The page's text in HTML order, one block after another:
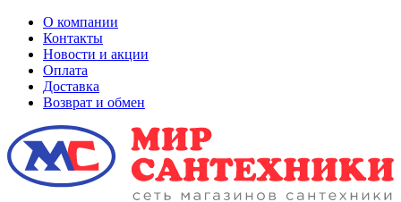
О компании
Контакты
Новости и акции
Оплата
Доставка
Возврат и обмен